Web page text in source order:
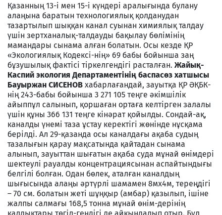
Қазанның 13-і мен 15-і күндері аралығында булану
алаңына баратын технологиялық қолданудан
тазартылып шыққан канал суынан химиялық талдау
үшін зертханалық-талдауды бақылау бөлімінің
мамандары сынама алған болатын. Осы кезде ҚР
«Экологиялық Кодексі-нің» 69 бабы бойынша заң
бұзушылық фактісі тіркелгендігі расталған. Жайық-
Каспий экология Департаментінің баспасөз хатшысы
Бауыржан СИСЕНОВ хабарлағандай, зауытқа ҚР ӘҚБК-
нің 243-бабы бойынша 3 271 105 теңге әкімшілік
айыппұл салынып, қоршаған ортаға келтірген залалы
үшін құны 366 131 теңге кінәрат қойылды. Сондай-ақ,
каналды үнемі таза ұстау керектігі жөнінде нұсқама
берілді. Ал 29-қазанда осы каналдағы ақаба судың
тазалығын қарау мақсатында қайтадан сынама
алынып, зауыттан шығатын ақаба суда мұнай өнімдері
шектеулі рауалды концентрациясынан аспайтындығы
белгілі болған. Одан бөлек, аталған каналдың
шығысында алаңы әртүрлі шамамен 8мх4м, тереңдігі
– 70 см. болатын жеті шұңқыр (амбар) қазылып, ішіне
жалпы салмағы 168,5 тонна мұнай өнім-дерінің
қалдықтары төгіл-гендігі де айқындалып отыр. Бұл